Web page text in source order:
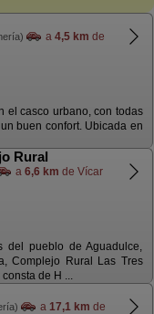
a 4,5 km de
el casco urbano, con todas
buen confort. Ubicada en
Rural
a 6,6 km de Vícar
pueblo de Aguadulce,
Complejo Rural Las Tres
de H ...
a 17,1 km de